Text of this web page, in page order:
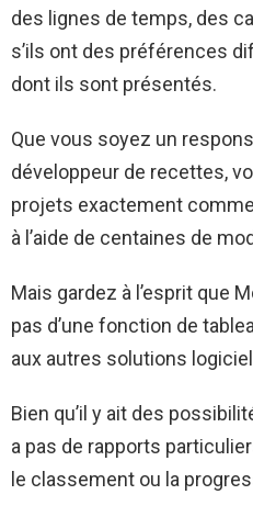
des lignes de temps, des
s’ils ont des préférences
dont ils sont présentés.
Que vous soyez un
développeur de recettes,
projets exactement
à l’aide de centaines de
Mais gardez à l’esprit que
pas d’une fonction de
aux autres solutions
Bien qu’il y ait des
a pas de rapports
le classement ou la